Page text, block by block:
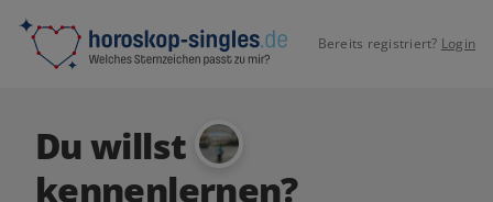
Bereits registriert? Login
Du willst
kennenlernen?